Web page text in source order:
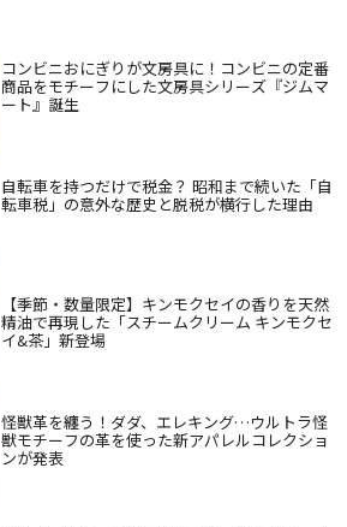
コンビニおにぎりが文房具に！コンビニの定番
商品をモチーフにした文房具シリーズ『ジムマ
ート』誕生
自転車を持つだけで税金？ 昭和まで続いた「自
転車税」の意外な歴史と脱税が横行した理由
【季節・数量限定】キンモクセイの香りを天然
精油で再現した「スチームクリーム キンモクセ
イ&茶」新登場
怪獣革を纏う！ダダ、エレキング…ウルトラ怪
獣モチーフの革を使った新アパレルコレクショ
ンが発表